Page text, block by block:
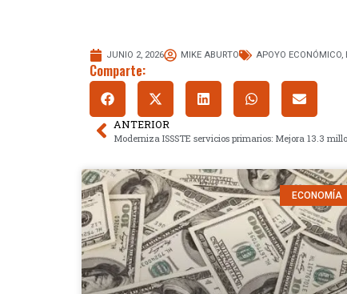
JUNIO 2, 2026 MIKE ABURTO APOYO ECONÓMICO
Comparte:
ANTERIOR
ECONOMÍA